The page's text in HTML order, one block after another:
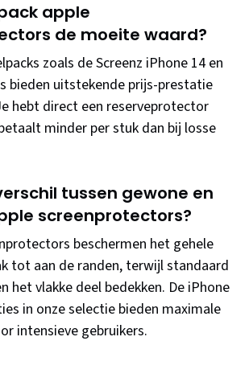
apple
de moeite waard?
zoals de Screenz iPhone 14 en
bieden uitstekende prijs-prestatie
hebt direct een reserveprotector
minder per stuk dan bij losse
tussen gewone en
screenprotectors?
beschermen het gehele
tot aan de randen, terwijl standaard
het vlakke deel bedekken. De iPhone
in onze selectie bieden maximale
intensieve gebruikers.